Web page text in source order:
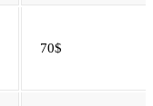
70$